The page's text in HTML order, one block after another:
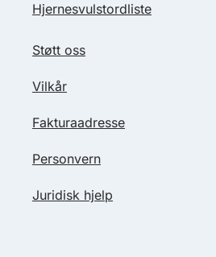
Hjernesvulstordliste
Støtt oss
Vilkår
Fakturaadresse
Personvern
Juridisk hjelp